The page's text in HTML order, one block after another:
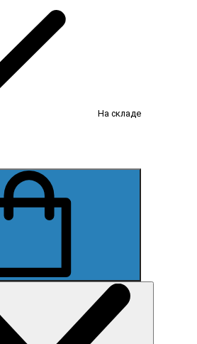
На складе